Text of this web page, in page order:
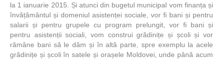
la 1 ianuarie 2015. Și atunci din bugetul municipal vom finanța și
învățământul și domeniul asistenței sociale, vor fi bani și pentru
salarii și pentru grupele cu program prelungit, vor fi bani și
pentru asistenții sociali, vom construi grădinițe și școli și vor
rămâne bani să le dăm și în altă parte, spre exemplu la acele
grădinițe și școli în satele și orașele Moldovei, unde până acum